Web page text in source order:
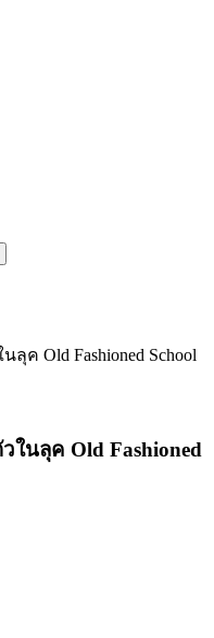
ในลุค Old Fashioned